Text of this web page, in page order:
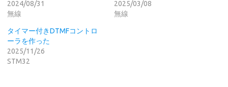
2024/08/31
無線
2025/03/08
無線
タイマー付きDTMFコントロ
ーラを作った
2025/11/26
STM32